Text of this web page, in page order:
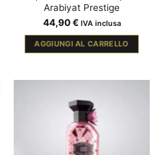
Arabiyat Prestige
44,90€ IVA inclusa
AGGIUNGI AL CARRELLO